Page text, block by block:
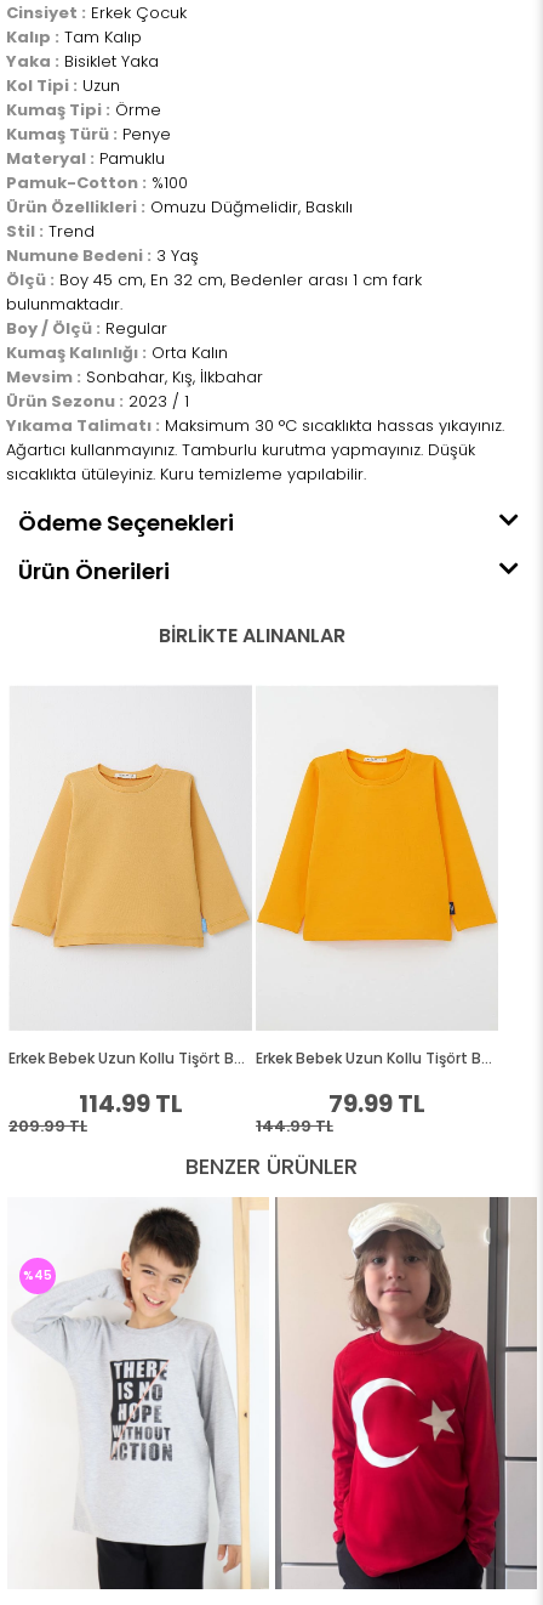
Cinsiyet : Erkek Çocuk
Kalıp : Tam Kalıp
Yaka : Bisiklet Yaka
Kol Tipi : Uzun
Kumaş Tipi : Örme
Kumaş Türü : Penye
Materyal : Pamuklu
Pamuk-Cotton : %100
Ürün Özellikleri : Omuzu Düğmelidir, Baskılı
Stil : Trend
Numune Bedeni : 3 Yaş
Ölçü : Boy 45 cm, En 32 cm, Bedenler arası 1 cm fark
bulunmaktadır.
Boy / Ölçü : Regular
Kumaş Kalınlığı : Orta Kalın
Mevsim : Sonbahar, Kış, İlkbahar
Ürün Sezonu : 2023 / 1
Yıkama Talimatı : Maksimum 30 °C sıcaklıkta hassas yıkayınız.
Ağartıcı kullanmayınız. Tamburlu kurutma yapmayınız. Düşük
sıcaklıkta ütüleyiniz. Kuru temizleme yapılabilir.
Ödeme Seçenekleri
Ürün Önerileri
BENZER ÜRÜNLER
%45